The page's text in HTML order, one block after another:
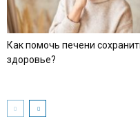
Как помочь печени
здоровье?